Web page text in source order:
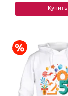
Купить